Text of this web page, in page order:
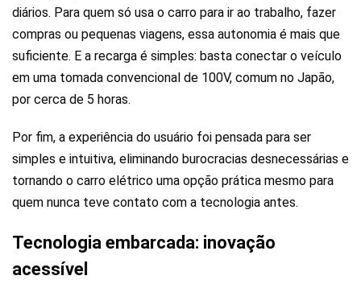
diários. Para quem só usa o carro para ir ao trabalho, fazer
compras ou pequenas viagens, essa autonomia é mais que
suficiente. E a recarga é simples: basta conectar o veículo
em uma tomada convencional de 100V, comum no Japão,
por cerca de 5 horas.
Por fim, a experiência do usuário foi pensada para ser
simples e intuitiva, eliminando burocracias desnecessárias e
tornando o carro elétrico uma opção prática mesmo para
quem nunca teve contato com a tecnologia antes.
Tecnologia embarcada: inovação
acessível